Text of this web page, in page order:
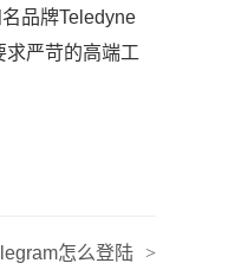
品牌Teledyne
求严苛的高端工
>
怎么登陆